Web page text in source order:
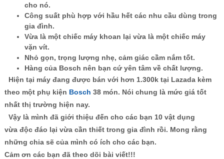
cho nó.
Công suất phù hợp với hầu hết các nhu cầu dùng trong
gia đình.
Vừa là một chiếc máy khoan lại vừa là một chiếc máy
vặn vít.
Nhỏ gọn, trọng lượng nhẹ, cảm giác cầm nắm tốt.
Hàng của Bosch nên bạn cứ yên tâm về chất lượng.
Hiện tại máy đang được bán với hơn 1.300k tại Lazada kèm
theo một phụ kiện Bosch 38 món. Nói chung là mức giá tốt
nhất thị trường hiện nay.
Vậy là mình đã giới thiệu đến cho các bạn 10 vật dụng
vừa độc đáo lại vừa cần thiết trong gia đình rồi. Mong rằng
những chia sẽ của mình có ích cho các bạn.
Cảm ơn các bạn đã theo dõi bài viết!!!